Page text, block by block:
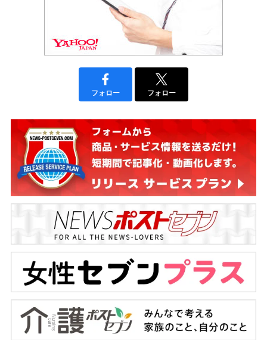
フォロー フォロー